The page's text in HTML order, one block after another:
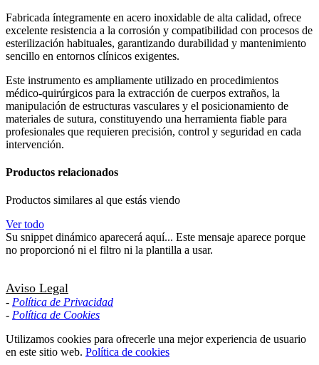
Fabricada íntegramente en acero inoxidable de alta calidad, ofrece
excelente resistencia a la corrosión y compatibilidad con procesos de
esterilización habituales, garantizando durabilidad y mantenimiento
sencillo en entornos clínicos exigentes.
Este instrumento es ampliamente utilizado en procedimientos
médico-quirúrgicos para la extracción de cuerpos extraños, la
manipulación de estructuras vasculares y el posicionamiento de
materiales de sutura, constituyendo una herramienta fiable para
profesionales que requieren precisión, control y seguridad en cada
intervención.
Productos relacionados
Productos similares al que estás viendo
Ver todo
Su snippet dinámico aparecerá aquí... Este mensaje aparece porque
no proporcionó ni el filtro ni la plantilla a usar.
Aviso Legal
- Política de Privacidad
- Política de Cookies
Utilizamos cookies para ofrecerle una mejor experiencia de usuario
en este sitio web. Política de cookies